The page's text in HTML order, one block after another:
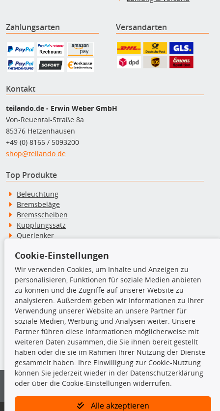
Zahlungsarten Versandarten
Kontakt
teilando.de - Erwin Weber GmbH
Von-Reuental-Straße 8a
85376 Hetzenhausen
+49 (0) 8165 / 5093200
shop@teilando.de
Top Produkte
Beleuchtung
Bremsbeläge
Bremsscheiben
Kupplungssatz
Querlenker
Stoßdämpfer
TecDoc Inside
Die hier angezeigten Daten insbesondere die gesamte Datenbank dürfen
nicht kopiert werden.
Es ist zu unterlassen, die Daten oder die gesamte Datenbank ohne
vorherige Zustimmung von TecDoc zu vervielfältigen, zu verbreiten
und/oder diese Handlungen durch Dritte ausführen zu lassen. Ein
Bitte prüfen Sie, ob das über unseren Onlineshop identifizierte Ersatzteil
Cookie-Einstellungen
Wir verwenden Cookies, um Inhalte und Anzeigen zu
personalisieren, Funktionen für soziale Medien anbieten
zu können und die Zugriffe auf unserer Website zu
analysieren. Außerdem geben wir Informationen zu Ihrer
Verwendung unserer Website an unsere Partner für
soziale Medien, Werbung und Analysen weiter. Unsere
Partner führen diese Informationen möglicherweise mit
weiteren Daten zusammen, die Sie ihnen bereit gestellt
haben oder die sie im Rahmen Ihrer Nutzung der Dienste
gesammelt haben. Ihre Einwilligung zur Cookie-Nutzung
können Sie jederzeit wieder in der Datenschutzerklärung
oder über die Cookie-Einstellungen widerrufen.
Alle akzeptieren